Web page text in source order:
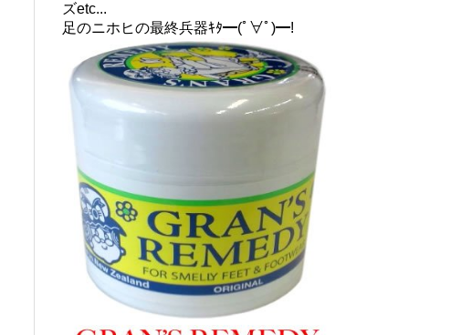
ズetc...
足のニホヒの最終兵器ｷﾀ━(ﾟ∀ﾟ)━!